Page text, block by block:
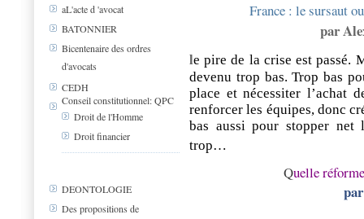
aL'acte d 'avocat
BATONNIER
Bicentenaire des ordres
d'avocats
CEDH
Conseil constitutionnel: QPC
Droit de l'Homme
Droit financier
DEONTOLOGIE
Des propositions de
France : le sursaut
par
le pire de la crise est passé.
devenu trop bas. Trop bas
place et nécessiter l’achat
renforcer les équipes, donc
bas aussi pour stopper
trop…
Quelle